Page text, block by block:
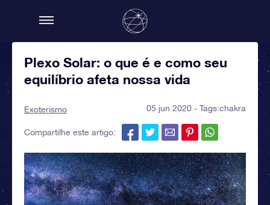
Plexo Solar: o que é e como seu
equilíbrio afeta nossa vida
Exoterismo 05 jun 2020 - Tags:chakra
Compartilhe este artigo: